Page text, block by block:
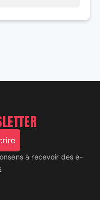
à recevoir des e-